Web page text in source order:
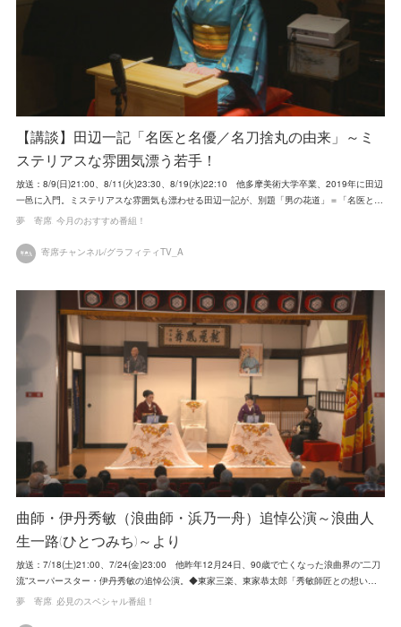
【講談】田辺一記「名医と名優／名刀捨丸の由来」～ミ
ステリアスな雰囲気漂う若手！
放送：8/9(日)21:00、8/11(火)23:30、8/19(水)22:10 他多摩美術大学卒業、2019年に田辺
一邑に入門。ミステリアスな雰囲気も漂わせる田辺一記が、別題「男の花道」＝「名医と…
夢 寄席 今月のおすすめ番組！
寄席チャンネル/グラフィティTV_A
曲師・伊丹秀敏（浪曲師・浜乃一舟）追悼公演～浪曲人
生一路(ひとつみち)～より
放送：7/18(土)21:00、7/24(金)23:00 他昨年12月24日、90歳で亡くなった浪曲界の“二刀
流”スーパースター・伊丹秀敏の追悼公演。◆東家三楽、東家恭太郎「秀敏師匠との想い…
夢 寄席 必見のスペシャル番組！